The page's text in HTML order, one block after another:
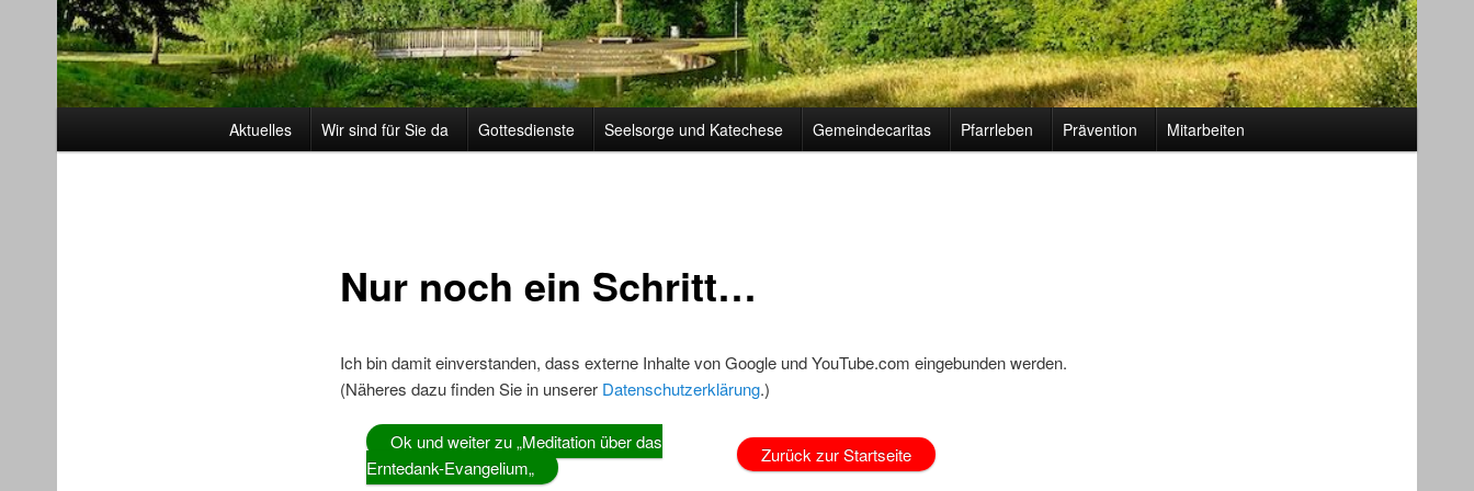
Aktuelles Wir sind für Sie da Gottesdienste Seelsorge und Katechese Gemeindecaritas Pfarrleben Prävention Mitarbeiten
Nur noch ein Schritt…
Ich bin damit einverstanden, dass externe Inhalte von Google und YouTube.com eingebunden werden.
(Näheres dazu finden Sie in unserer Datenschutzerklärung.)
Ok und weiter zu „Meditation über das
Erntedank-Evangelium„
Zurück zur Startseite